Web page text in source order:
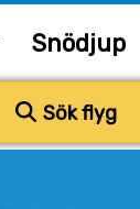
Snödjup
Sök flyg